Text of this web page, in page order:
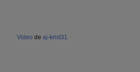
Video de aj-krist31